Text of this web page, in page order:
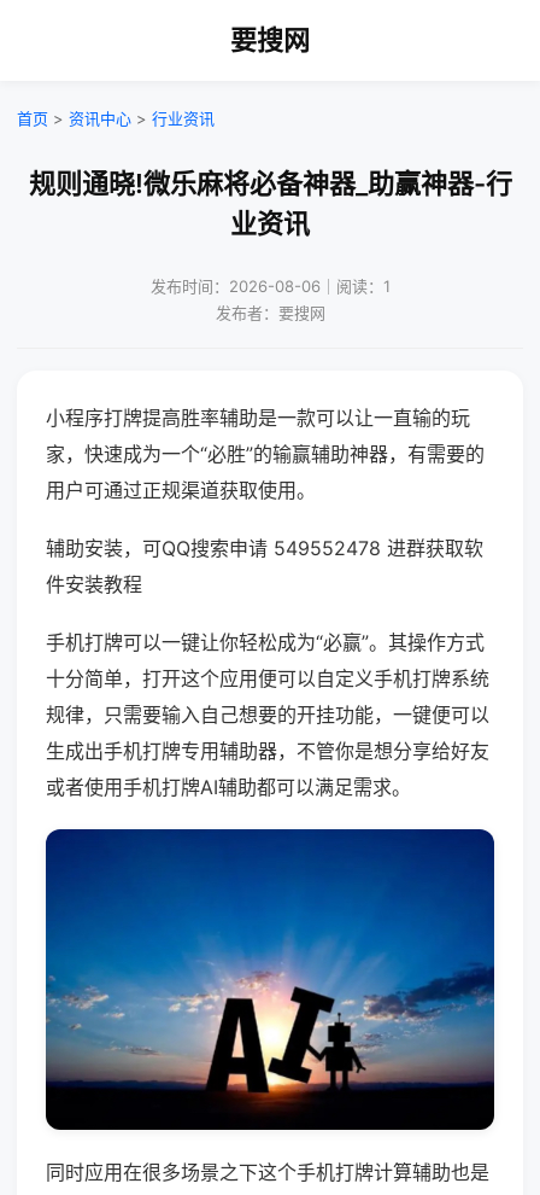
要搜网
首页 > 资讯中心 > 行业资讯
规则通晓!微乐麻将必备神器_助赢神器-行
业资讯
发布时间：2026-08-06｜阅读：1
发布者：要搜网
小程序打牌提高胜率辅助是一款可以让一直输的玩
家，快速成为一个“必胜”的输赢辅助神器，有需要的
用户可通过正规渠道获取使用。
辅助安装，可QQ搜索申请 549552478 进群获取软
件安装教程
手机打牌可以一键让你轻松成为“必赢”。其操作方式
十分简单，打开这个应用便可以自定义手机打牌系统
规律，只需要输入自己想要的开挂功能，一键便可以
生成出手机打牌专用辅助器，不管你是想分享给好友
或者使用手机打牌AI辅助都可以满足需求。
同时应用在很多场景之下这个手机打牌计算辅助也是